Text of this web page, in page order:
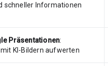
schneller Informationen
Präsentationen:
KI-Bildern aufwerten